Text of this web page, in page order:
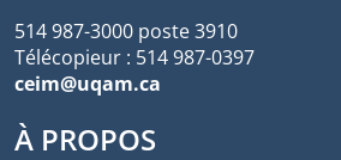
514 987-3000 poste 3910
Télécopieur : 514 987-0397
ceim@uqam.ca
À PROPOS